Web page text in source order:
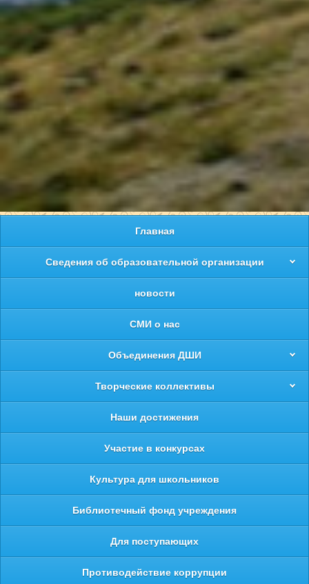
Главная
Сведения об образовательной организации
новости
СМИ о нас
Объединения ДШИ
Творческие коллективы
Наши достижения
Участие в конкурсах
Культура для школьников
Библиотечный фонд учреждения
Для поступающих
Противодействие коррупции